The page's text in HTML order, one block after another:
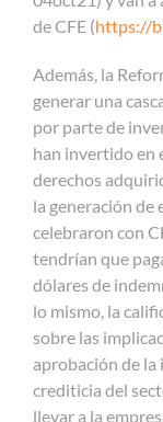
de CFE (https://
Además, la
generar una
por parte de
han invertido en
derechos
la generación de
celebraron con
tendrían que
dólares de
lo mismo, la
sobre las
aprobación de la
crediticia del
llevar a la